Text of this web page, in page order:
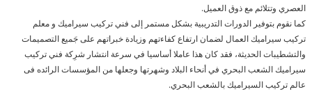
العصري وتتلائم مع ذوق العميل.
كما نقوم بتوفير الدورات التدريبية بشكل مستمر إلى فني تركيب سيراميك و معلم
تركيب سيراميك العمال لضمان ارتفاع كفاءتهم وزيادة خبراتهم على جَميع التصميمات
والتشطيبات الحديثة، فقد كان هذا عاملا أساسيا في سرعة انتشار شرِكة فني تركيب
سيراميك الشعب البحري في أنحاء البلاد وشهرتها وجعلها من المؤسسات الرائده فى
عالم تركيب السيراميك بالشعب البحري.